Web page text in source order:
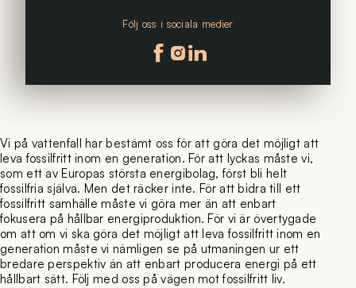
Vi på vattenfall har bestämt oss för att göra det möjligt att
leva fossilfritt inom en generation. För att lyckas måste vi,
som ett av Europas största energibolag, först bli helt
fossilfria själva. Men det räcker inte. För att bidra till ett
fossilfritt samhälle måste vi göra mer än att enbart
fokusera på hållbar energiproduktion. För vi är övertygade
om att om vi ska göra det möjligt att leva fossilfritt inom en
generation måste vi nämligen se på utmaningen ur ett
bredare perspektiv än att enbart producera energi på ett
hållbart sätt. Följ med oss på vägen mot fossilfritt liv.
Följ oss i sociala medier
Följ oss på facebook
Följ oss på instagram
Följ oss på linkedin